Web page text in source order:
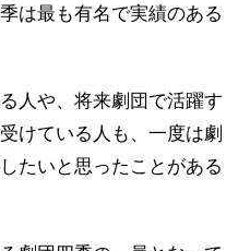
は最も有名で実績のある
人や、将来劇団で活躍す
けている人も、一度は劇
たいと思ったことがある